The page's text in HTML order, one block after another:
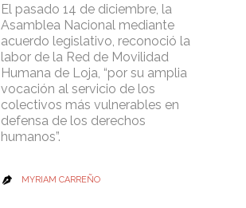
El pasado 14 de diciembre, la
Asamblea Nacional mediante
acuerdo legislativo, reconoció la
labor de la Red de Movilidad
Humana de Loja, “por su amplia
vocación al servicio de los
colectivos más vulnerables en
defensa de los derechos
humanos”.
 MYRIAM CARREÑO